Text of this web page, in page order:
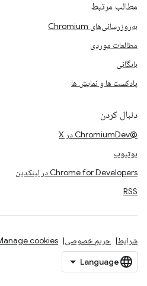
مطالب مرتبط
به‌روزرسانی‌های Chromium
مطالعات موردی
بایگانی
پادکست ها و نمایش ها
دنبال کردن
@ChromiumDev در X
یوتیوب
Chrome for Developers در لینکدین
RSS
شرایط حریم خصوصی cookies